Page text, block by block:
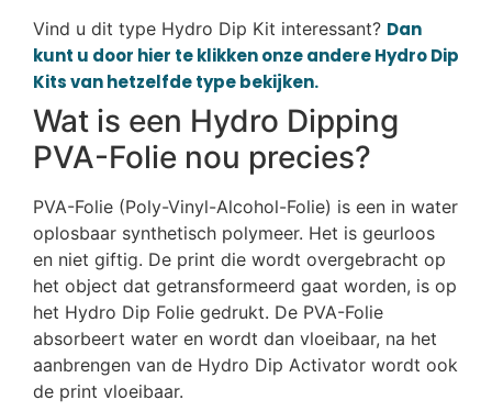
Vind u dit type Hydro Dip Kit interessant? Dan
kunt u door hier te klikken onze andere Hydro Dip
Kits van hetzelfde type bekijken.
Wat is een Hydro Dipping
PVA-Folie nou precies?
PVA-Folie (Poly-Vinyl-Alcohol-Folie) is een in water
oplosbaar synthetisch polymeer. Het is geurloos
en niet giftig. De print die wordt overgebracht op
het object dat getransformeerd gaat worden, is op
het Hydro Dip Folie gedrukt. De PVA-Folie
absorbeert water en wordt dan vloeibaar, na het
aanbrengen van de Hydro Dip Activator wordt ook
de print vloeibaar.